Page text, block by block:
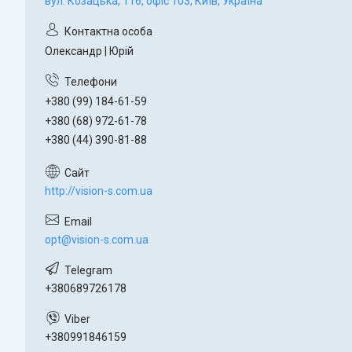
Олександр | Юрій
+380 (99) 184-61-59
+380 (68) 972-61-78
+380 (44) 390-81-88
http://vision-s.com.ua
opt@vision-s.com.ua
+380689726178
+380991846159